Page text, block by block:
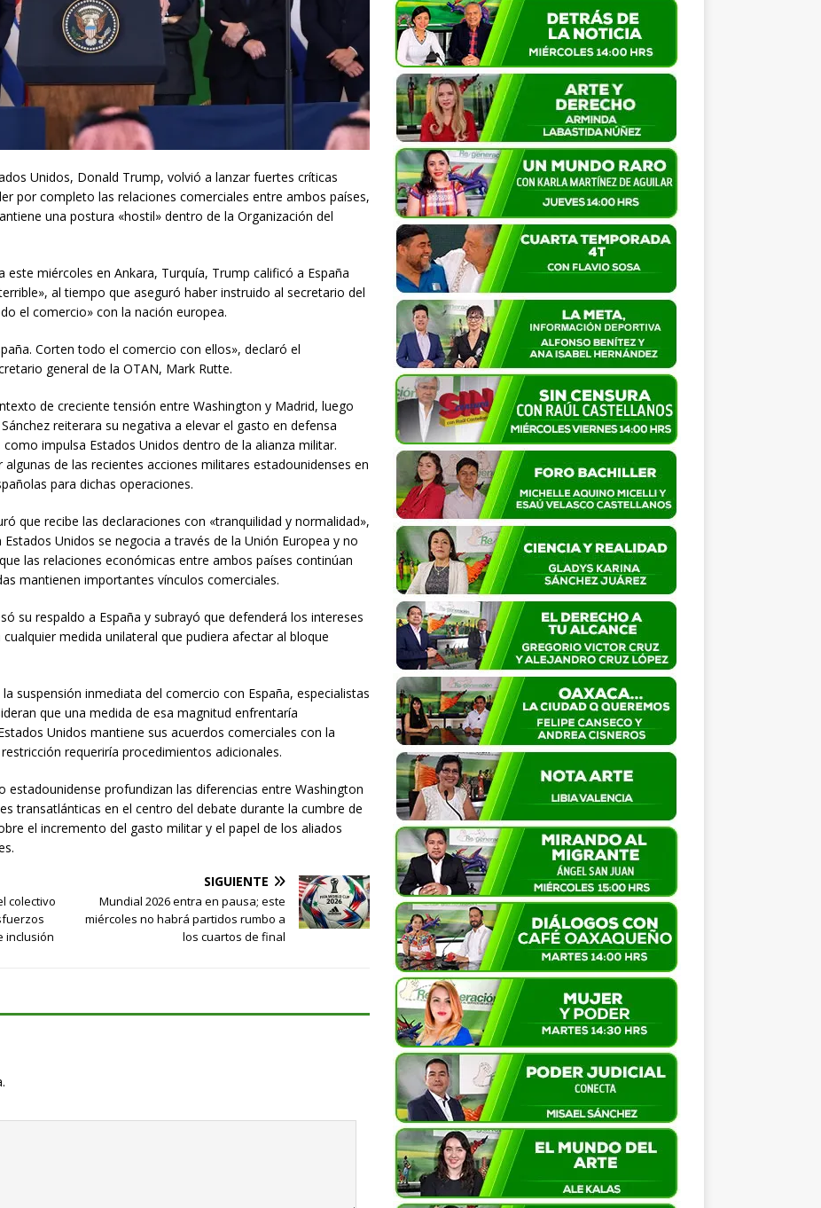
Unidos, Donald Trump, volvió a lanzar fuertes críticas
por completo las relaciones comerciales entre ambos países,
una postura «hostil» dentro de la Organización del
este miércoles en Ankara, Turquía, Trump calificó a España
al tiempo que aseguró haber instruido al secretario del
el comercio» con la nación europea.
Corten todo el comercio con ellos», declaró el
general de la OTAN, Mark Rutte.
de creciente tensión entre Washington y Madrid, luego
reiterara su negativa a elevar el gasto en defensa
impulsa Estados Unidos dentro de la alianza militar.
de las recientes acciones militares estadounidenses en
para dichas operaciones.
que recibe las declaraciones con «tranquilidad y normalidad»,
Unidos se negocia a través de la Unión Europea y no
las relaciones económicas entre ambos países continúan
mantienen importantes vínculos comerciales.
su respaldo a España y subrayó que defenderá los intereses
medida unilateral que pudiera afectar al bloque
suspensión inmediata del comercio con España, especialistas
que una medida de esa magnitud enfrentaría
Unidos mantiene sus acuerdos comerciales con la
requeriría procedimientos adicionales.
estadounidense profundizan las diferencias entre Washington
transatlánticas en el centro del debate durante la cumbre de
el incremento del gasto militar y el papel de los aliados
colectivo
inclusión
SIGUIENTE
Mundial 2026 entra en pausa; este
miércoles no habrá partidos rumbo a
los cuartos de final